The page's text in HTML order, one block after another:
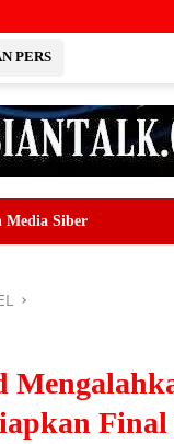
PERS
Media Siber
Final